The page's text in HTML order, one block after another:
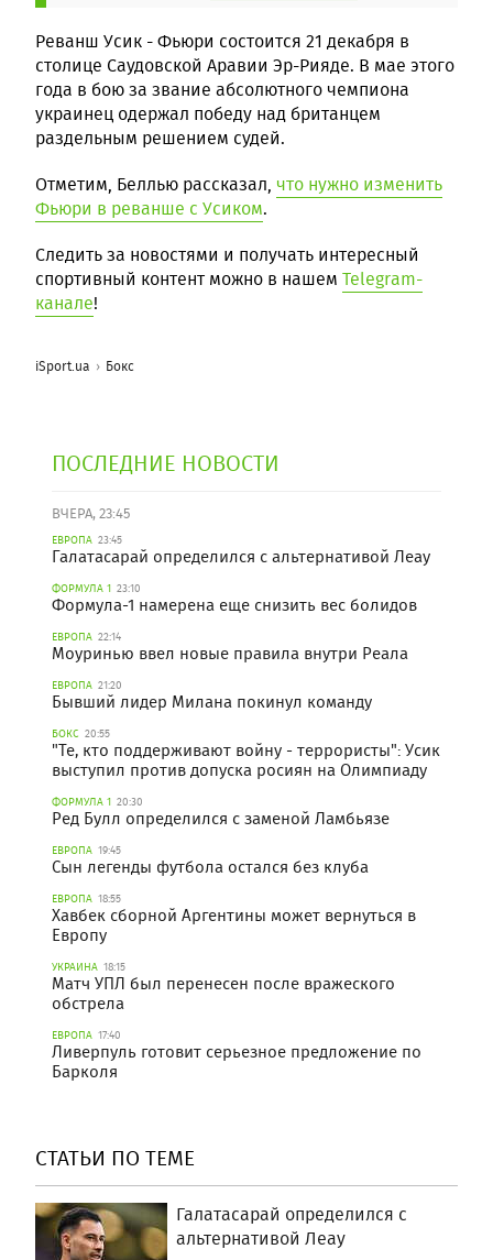
Реванш Усик - Фьюри состоится 21 декабря в
столице Саудовской Аравии Эр-Рияде. В мае этого
года в бою за звание абсолютного чемпиона
украинец одержал победу над британцем
раздельным решением судей.
Отметим, Беллью рассказал, что нужно изменить
Фьюри в реванше с Усиком.
Следить за новостями и получать интересный
спортивный контент можно в нашем Telegram-
канале!
iSport.ua Бокс
ПОСЛЕДНИЕ НОВОСТИ
ВЧЕРА, 23:45
ЕВРОПА 23:45
Галатасарай определился с альтернативой Леау
ФОРМУЛА 1 23:10
Формула-1 намерена еще снизить вес болидов
ЕВРОПА 22:14
Моуринью ввел новые правила внутри Реала
ЕВРОПА 21:20
Бывший лидер Милана покинул команду
БОКС 20:55
"Те, кто поддерживают войну - террористы": Усик
выступил против допуска росиян на Олимпиаду
ФОРМУЛА 1 20:30
Ред Булл определился с заменой Ламбьязе
ЕВРОПА 19:45
Сын легенды футбола остался без клуба
ЕВРОПА 18:55
Хавбек сборной Аргентины может вернуться в
Европу
УКРАИНА 18:15
Матч УПЛ был перенесен после вражеского
обстрела
ЕВРОПА 17:40
Ливерпуль готовит серьезное предложение по
Барколя
СТАТЬИ ПО ТЕМЕ
Галатасарай определился с
альтернативой Леау